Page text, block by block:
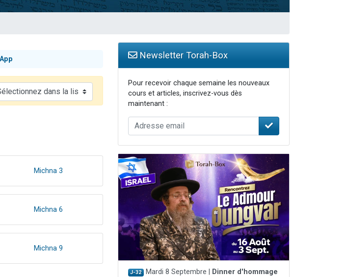
Michna 3
Michna 6
Michna 9
Newsletter Torah-Box
Pour recevoir chaque semaine les nouveaux
cours et articles, inscrivez-vous dès
maintenant :
J-32 Mardi 8 Septembre |
Dinner d'hommage